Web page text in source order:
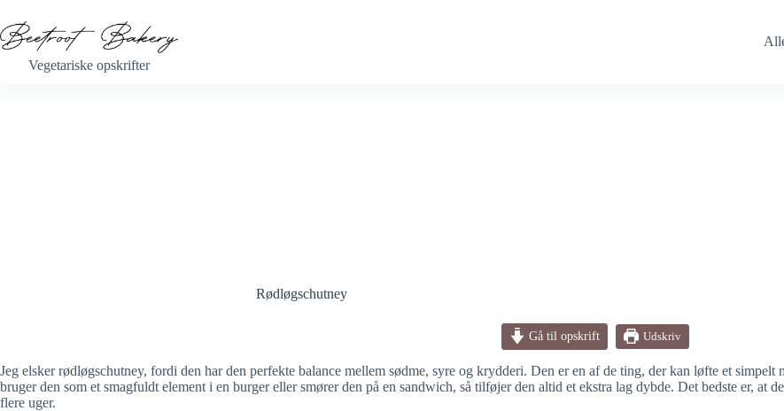
til
indhold
Vegetariske opskrifter
Rødløgschutney
Gå til opskrift Udskriv
Jeg elsker rødløgschutney, fordi den har den perfekte balance mellem sødme, syre og krydderi. Den er en af de ting, der kan løfte et
bruger den som et smagfuldt element i en burger eller smører den på en sandwich, så tilføjer den altid et ekstra lag dybde. Det bedste er, at
flere uger.